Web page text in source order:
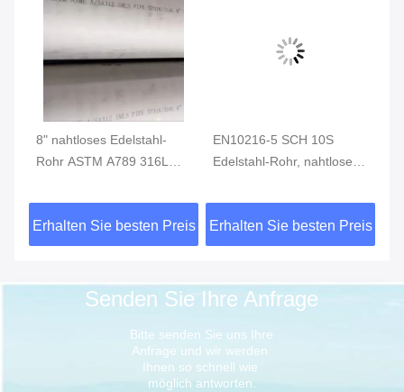
8" nahtloses Edelstahl-
Rohr ASTM A789 316L
besonders an
Erhalten Sie besten Preis
EN10216-5 SCH 10S
Edelstahl-Rohr, nahtloses
Erhalten Sie besten Preis
Senden Sie Ihre Anfrage
Bitte senden Sie uns Ihre
Anfrage und wir werden
Ihnen so schnell wie
möglich antworten.